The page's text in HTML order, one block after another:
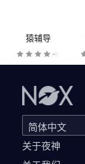
猿辅导
关于夜神